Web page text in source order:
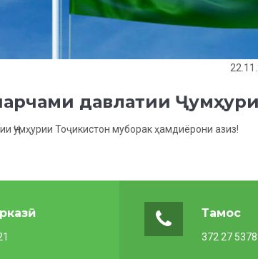
давлатии
Ҷумҳурии Тоҷикистон муборак ҳамдиёрони азиз!
Тамос
372 27 5378